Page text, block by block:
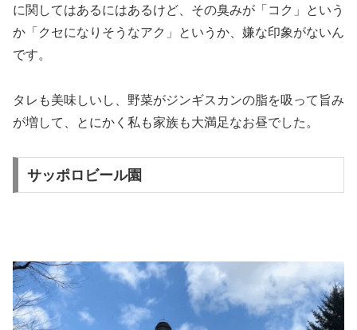
に関してはあるにはあるけど、その臭みが「コク」という
か「クセになりそうなアク」というか、嫌な印象がないん
です。
タレも美味しいし、野菜がジンギスカンの脂を吸って旨み
が増して、とにかく私も家族も大満足なお昼でした。
サッポロビール園